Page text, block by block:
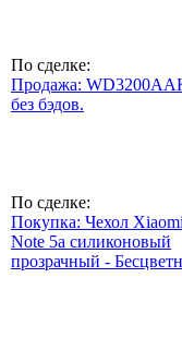
По сделке:
Продажа:
без бэдов.
По сделке:
Покупка: Чехол
Note 5a силиконовый
прозрачный -